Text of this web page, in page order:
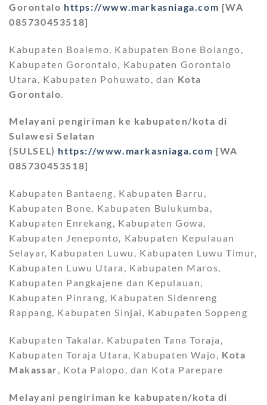
Gorontalo https://www.markasniaga.com [WA
085730453518]
Kabupaten Boalemo, Kabupaten Bone Bolango,
Kabupaten Gorontalo, Kabupaten Gorontalo
Utara, Kabupaten Pohuwato, dan Kota
Gorontalo
Melayani pengiriman ke kabupaten/kota di
Sulawesi Selatan
(SULSEL) https://www.markasniaga.com [WA
085730453518]
Kabupaten Bantaeng, Kabupaten Barru,
Kabupaten Bone, Kabupaten Bulukumba,
Kabupaten Enrekang, Kabupaten Gowa,
Kabupaten Jeneponto, Kabupaten Kepulauan
Selayar, Kabupaten Luwu, Kabupaten Luwu Timur,
Kabupaten Luwu Utara, Kabupaten Maros,
Kabupaten Pangkajene dan Kepulauan,
Kabupaten Pinrang, Kabupaten Sidenreng
Rappang, Kabupaten Sinjai, Kabupaten Soppeng
Kabupaten Takalar. Kabupaten Tana Toraja,
Kabupaten Toraja Utara, Kabupaten Wajo, Kota
Makassar , Kota Palopo, dan Kota Parepare
Melayani pengiriman ke kabupaten/kota di